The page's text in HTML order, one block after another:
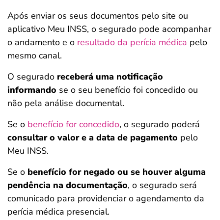
Após enviar os seus documentos pelo site ou
aplicativo Meu INSS, o segurado pode acompanhar
o andamento e o resultado da perícia médica pelo
mesmo canal.
O segurado receberá uma notificação
informando se o seu benefício foi concedido ou
não pela análise documental.
Se o benefício for concedido, o segurado poderá
consultar o valor e a data de pagamento pelo
Meu INSS.
Se o benefício for negado ou se houver alguma
pendência na documentação, o segurado será
comunicado para providenciar o agendamento da
perícia médica presencial.